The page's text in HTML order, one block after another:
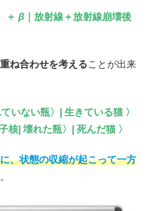
＋ β ｜放射線＋放射線崩壊後
ね合わせを考えることが出来
いない瓶〉| 生きている猫 〉
核| 壊れた瓶〉| 死んだ猫 〉
、状態の収縮が起こって一方